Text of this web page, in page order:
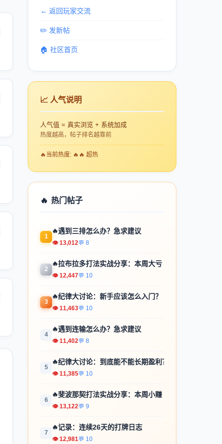
← 返回玩家交流
✏️ 发新帖
🏠 社区首页
📈 人气说明
人气值 = 真实浏览 + 系统加成
热度越高，帖子排名越靠前
🔥 当前热度: 🔥🔥 超热
🔥 热门帖子
1
🔥遇到三排怎么办？急求建议
👁 13,012💬 8
2
🔥拉布拉多打法实战分享：本周大亏
👁 12,447💬 10
3
🔥纪律大讨论：新手应该怎么入门？
👁 11,463💬 10
4
🔥遇到连输怎么办？急求建议
👁 11,402💬 8
5
🔥纪律大讨论：到底能不能长期盈利？
👁 11,385💬 10
6
🔥斐波那契打法实战分享：本周小赚
👁 13,122💬 9
7
🔥记录：连续26天的打牌日志
👁 12,981💬 10